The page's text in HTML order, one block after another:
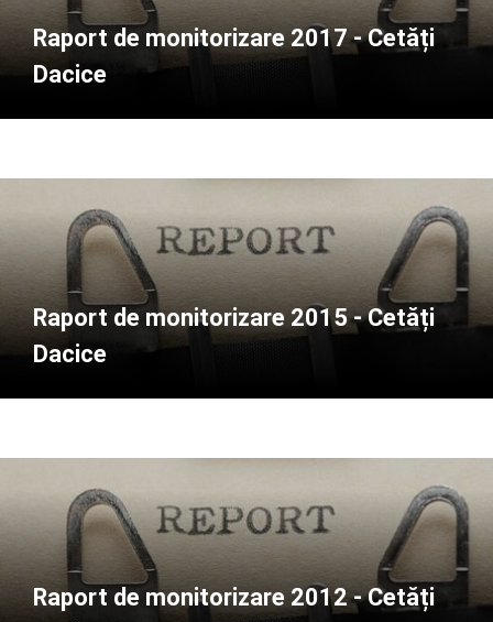
Raport de monitorizare 2017 - Cetăți
Dacice
Raport de monitorizare 2015 - Cetăți
Dacice
Raport de monitorizare 2012 - Cetăți